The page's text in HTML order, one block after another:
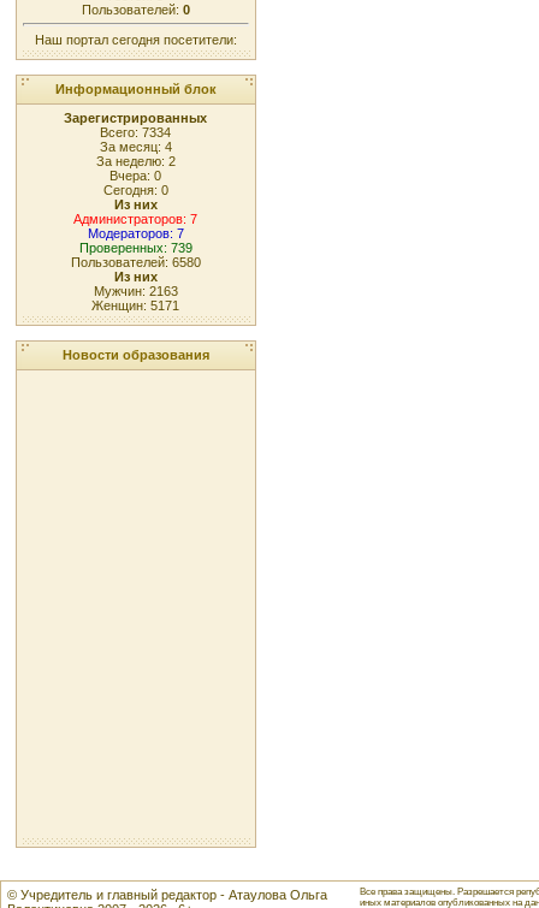
Пользователей: 0
Наш портал сегодня посетители:
Информационный блок
Зарегистрированных
Всего: 7334
За месяц: 4
За неделю: 2
Вчера: 0
Сегодня: 0
Из них
Администраторов: 7
Модераторов: 7
Проверенных: 739
Пользователей: 6580
Из них
Мужчин: 2163
Женщин: 5171
Новости образования
© Учредитель и главный редактор - Атаулова Ольга
Все права защищены. Разрешается
иных материалов опубликованных на